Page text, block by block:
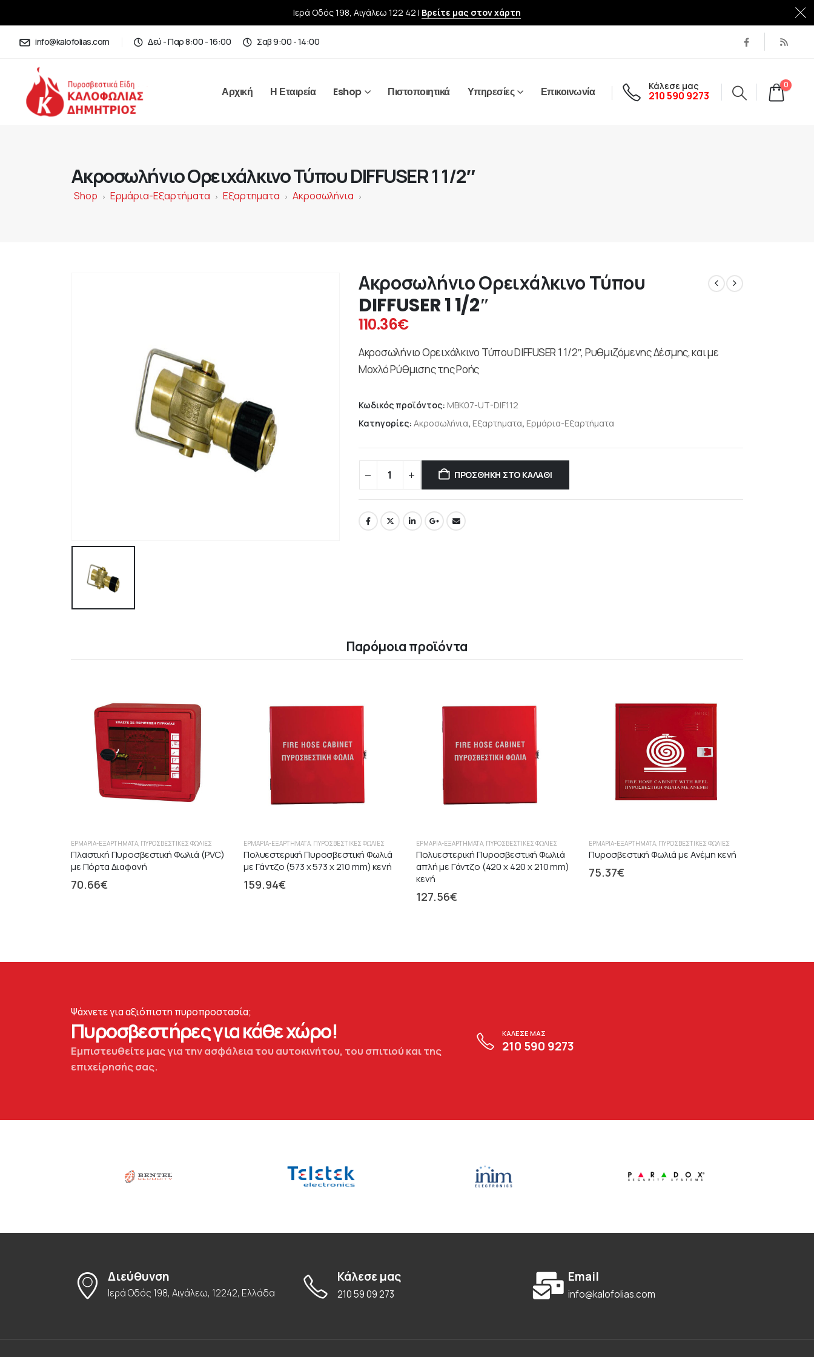
Ιερά Οδός 198, Αιγάλεω 122 42 | Βρείτε μας στον χάρτη
info@kalofolias.com Δεύ - Παρ 8:00 - 16:00 Σαβ 9:00 - 14:00
Αρχική Η Εταιρεία Eshop Πιστοποιητικά Υπηρεσίες Επικοινωνία Κάλεσε μας
210 590 9273
0
Ακροσωλήνιο Ορειχάλκινο Τύπου DIFFUSER 1 1/2″
Shop > Ερμάρια-Εξαρτήματα > Εξαρτηματα > Ακροσωλήνια >
Ακροσωλήνιο Ορειχάλκινο Τύπου
DIFFUSER 1 1/2″
110.36€
Ακροσωλήνιο Ορειχάλκινο Τύπου DIFFUSER 1 1/2″, Ρυθμιζόμενης Δέσμης, και με
Μοχλό Ρύθμισης της Ροής
Κωδικός προϊόντος: MBK07-UT-DIF112
Κατηγορίες: Ακροσωλήνια, Εξαρτηματα, Ερμάρια-Εξαρτήματα
ΠΡΟΣΘΉΚΗ ΣΤΟ ΚΑΛΆΘΙ
Παρόμοια προϊόντα
ΕΡΜΆΡΙΑ-ΕΞΑΡΤΉΜΑΤΑ ΠΥΡΟΣΒΕΣΤΙΚΈΣ ΦΩΛΙΈΣ
Πλαστική Πυροσβεστική Φωλιά (PVC)
με Πόρτα Διαφανή
70.66€
ΕΡΜΆΡΙΑ-ΕΞΑΡΤΉΜΑΤΑ ΠΥΡΟΣΒΕΣΤΙΚΈΣ ΦΩΛΙΈΣ
Πολυεστερική Πυροσβεστική Φωλιά
με Γάντζο (573 x 573 x 210 mm) κενή
159.94€
ΕΡΜΆΡΙΑ-ΕΞΑΡΤΉΜΑΤΑ ΠΥΡΟΣΒΕΣΤΙΚΈΣ ΦΩΛΙΈΣ
Πολυεστερική Πυροσβεστική Φωλιά
απλή με Γάντζο (420 x 420 x 210 mm)
κενή
127.56€
ΕΡΜΆΡΙΑ-ΕΞΑΡΤΉΜΑΤΑ ΠΥΡΟΣΒΕΣΤΙΚΈΣ ΦΩΛΙΈΣ
Πυροσβεστική Φωλιά με Ανέμη κενή
75.37€
Ψάχνετε για αξιόπιστη πυροπροστασία;
Πυροσβεστήρες για κάθε χώρο!
Εμπιστευθείτε μας για την ασφάλεια του αυτοκινήτου, του σπιτιού και της
επιχείρησής σας.
ΚΑΛΕΣΕ ΜΑΣ
210 590 9273
Διεύθυνση
Ιερά Οδός 198, Αιγάλεω, 12242, Ελλάδα
Κάλεσε μας
210 59 09 273
Email
info@kalofolias.com